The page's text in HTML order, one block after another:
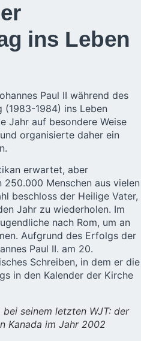
ins Leben
Paul II während des
(1983-1984) ins Leben
Jahr auf besondere Weise
organisierte daher ein
erwartet, aber
250.000 Menschen aus vielen
beschloss der Heilige Vater,
Jahr zu wiederholen. Im
nach Rom, um an
Aufgrund des Erfolgs der
Paul II. am 20.
Schreiben, in dem er die
in den Kalender der Kirche
bei seinem letzten WJT: der
Kanada im Jahr 2002